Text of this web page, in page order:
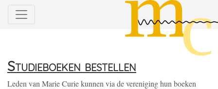
Studieboeken bestellen
Leden van Marie Curie kunnen via de vereniging hun boeken